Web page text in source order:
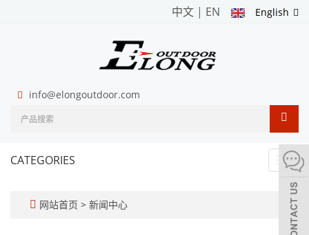
English
中文 | EN
info@elongoutdoor.com
CATEGORIES
网站首页 > 新闻中心